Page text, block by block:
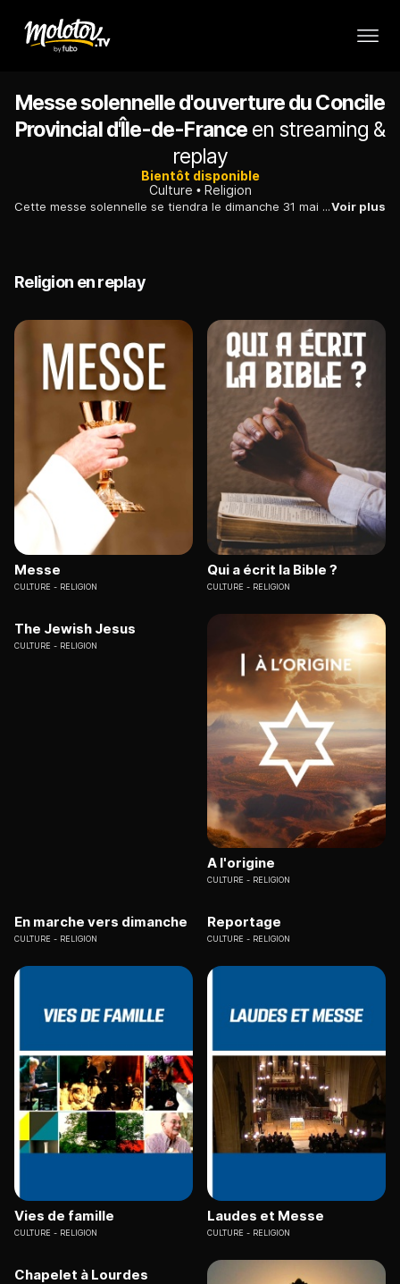
Messe solennelle d'ouverture du Concile
Provincial d'Île-de-Franceen streaming &
replay
Bientôt disponible
Culture
Religion
Cette messe solennelle se tiendra le dimanche 31 mai à 15h à Notre-Dame de Paris.Voir plus
Religion en replay
Messe
CULTURE RELIGION
Qui a écrit la Bible ?
CULTURE RELIGION
The Jewish Jesus
CULTURE RELIGION
A l'origine
CULTURE RELIGION
En marche vers dimanche
CULTURE RELIGION
Reportage
CULTURE RELIGION
Vies de famille
CULTURE RELIGION
Laudes et Messe
CULTURE RELIGION
Chapelet à Lourdes